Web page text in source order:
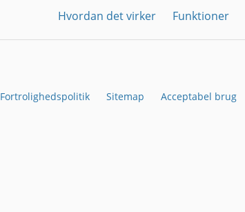
Hvordan det virker Funktioner
Fortrolighedspolitik Sitemap Acceptabel brug